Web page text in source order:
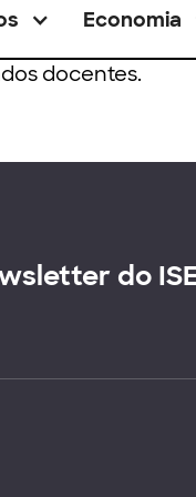
Economia
docentes.
do